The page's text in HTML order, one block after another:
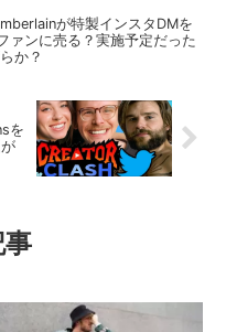
が特製インスタDMを
ァンに売る？実施予定だった
か？
を
事